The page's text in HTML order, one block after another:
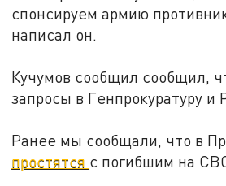
спонсируем армию
написал он.
Кучумов сообщил сообщил,
запросы в Генпрокуратуру и
Ранее мы сообщали, что в
простятся с погибшим на